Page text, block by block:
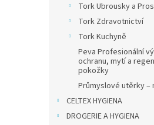
Tork Ubrousky a
Tork Zdravotnictví
Tork Kuchyně
Peva Profesionální
ochranu, mytí a
pokožky
Průmyslové utěrky –
CELTEX HYGIENA
DROGERIE A HYGIENA